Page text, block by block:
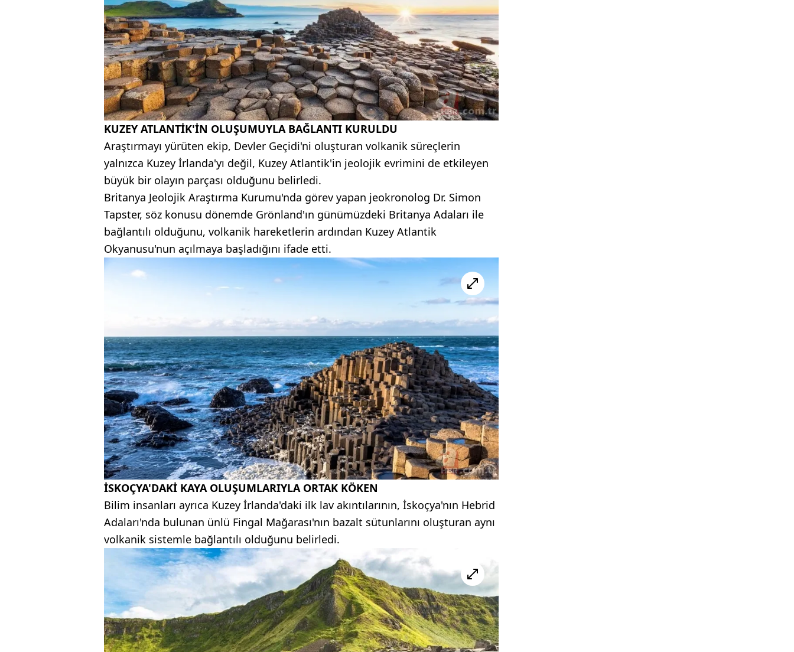
KUZEY ATLANTİK'İN OLUŞUMUYLA BAĞLANTI KURULDU
Araştırmayı yürüten ekip, Devler Geçidi'ni oluşturan volkanik süreçlerin
yalnızca Kuzey İrlanda'yı değil, Kuzey Atlantik'in jeolojik evrimini de etkileyen
büyük bir olayın parçası olduğunu belirledi.
Britanya Jeolojik Araştırma Kurumu'nda görev yapan jeokronolog Dr. Simon
Tapster, söz konusu dönemde Grönland'ın günümüzdeki Britanya Adaları ile
bağlantılı olduğunu, volkanik hareketlerin ardından Kuzey Atlantik
Okyanusu'nun açılmaya başladığını ifade etti.
İSKOÇYA'DAKİ KAYA OLUŞUMLARIYLA ORTAK KÖKEN
Bilim insanları ayrıca Kuzey İrlanda'daki ilk lav akıntılarının, İskoçya'nın Hebrid
Adaları'nda bulunan ünlü Fingal Mağarası'nın bazalt sütunlarını oluşturan aynı
volkanik sistemle bağlantılı olduğunu belirledi.